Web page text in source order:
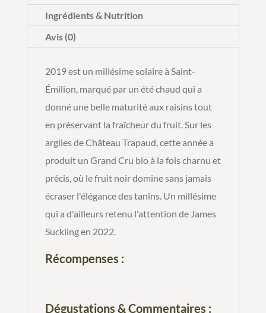
Émilion
Grand
2019
Ingrédients & Nutrition
Avis (0)
2019 est un millésime solaire à Saint-
Émilion, marqué par un été chaud qui a
donné une belle maturité aux raisins tout
en préservant la fraîcheur du fruit. Sur les
argiles de Château Trapaud, cette année a
produit un Grand Cru bio à la fois charnu et
précis, où le fruit noir domine sans jamais
écraser l'élégance des tanins. Un millésime
qui a d'ailleurs retenu l'attention de James
Suckling en 2022.
Récompenses :
Dégustations & Commentaires :